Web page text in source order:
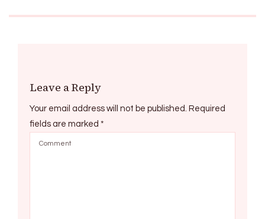
Leave a Reply
Your email address will not be published.
Required
fields are marked *